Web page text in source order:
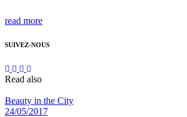
read more
SUIVEZ-NOUS
Read also
Beauty in the City
24/05/2017